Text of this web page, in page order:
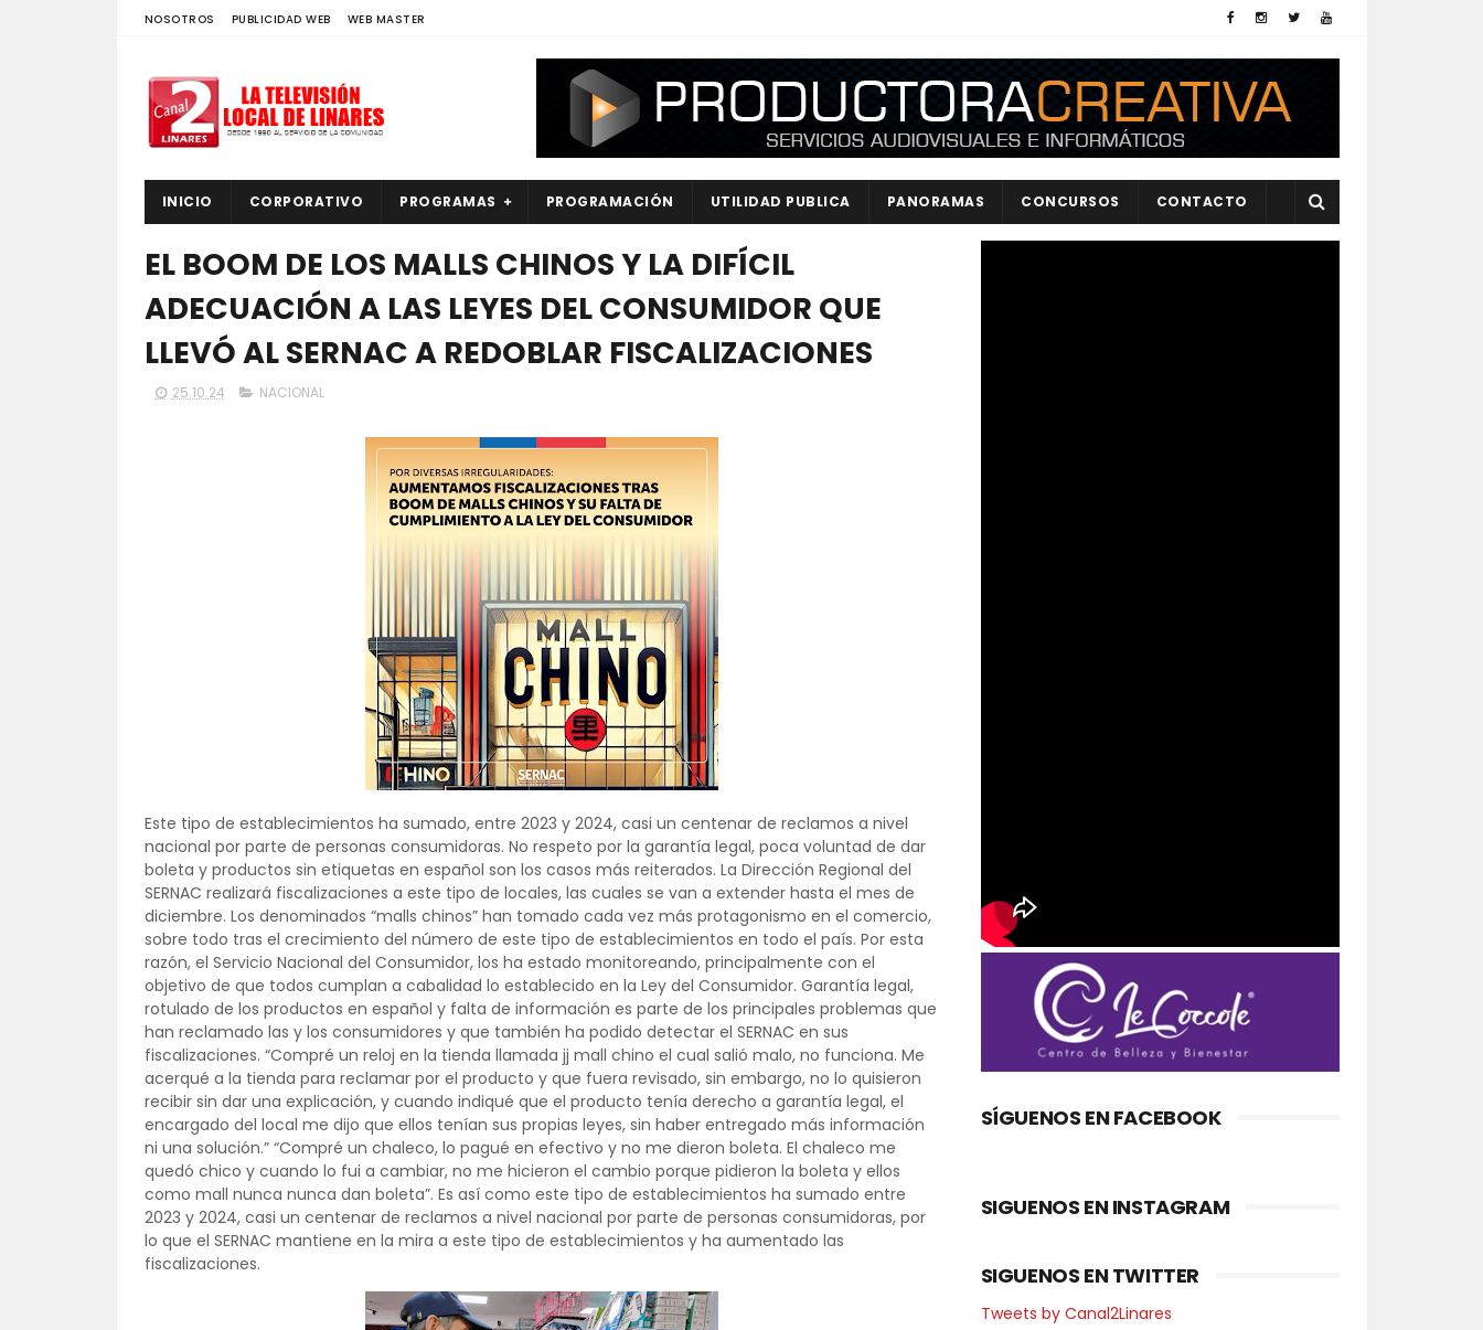
NOSOTROS PUBLICIDAD WEB WEB MASTER
INICIO CORPORATIVO PROGRAMAS PROGRAMACIÓN UTILIDAD PUBLICA PANORAMAS CONCURSOS CONTACTO
EL BOOM DE LOS MALLS CHINOS Y LA DIFÍCIL
ADECUACIÓN A LAS LEYES DEL CONSUMIDOR QUE
LLEVÓ AL SERNAC A REDOBLAR FISCALIZACIONES
25.10.24 NACIONAL
Este tipo de establecimientos ha sumado, entre 2023 y 2024, casi un centenar de reclamos a nivel
nacional por parte de personas consumidoras. No respeto por la garantía legal, poca voluntad de dar
boleta y productos sin etiquetas en español son los casos más reiterados. La Dirección Regional del
SERNAC realizará fiscalizaciones a este tipo de locales, las cuales se van a extender hasta el mes de
diciembre. Los denominados “malls chinos” han tomado cada vez más protagonismo en el comercio,
sobre todo tras el crecimiento del número de este tipo de establecimientos en todo el país. Por esta
razón, el Servicio Nacional del Consumidor, los ha estado monitoreando, principalmente con el
objetivo de que todos cumplan a cabalidad lo establecido en la Ley del Consumidor. Garantía legal,
rotulado de los productos en español y falta de información es parte de los principales problemas que
han reclamado las y los consumidores y que también ha podido detectar el SERNAC en sus
fiscalizaciones. “Compré un reloj en la tienda llamada jj mall chino el cual salió malo, no funciona. Me
acerqué a la tienda para reclamar por el producto y que fuera revisado, sin embargo, no lo quisieron
recibir sin dar una explicación, y cuando indiqué que el producto tenía derecho a garantía legal, el
encargado del local me dijo que ellos tenían sus propias leyes, sin haber entregado más información
ni una solución.” “Compré un chaleco, lo pagué en efectivo y no me dieron boleta. El chaleco me
quedó chico y cuando lo fui a cambiar, no me hicieron el cambio porque pidieron la boleta y ellos
como mall nunca nunca dan boleta”. Es así como este tipo de establecimientos ha sumado entre
2023 y 2024, casi un centenar de reclamos a nivel nacional por parte de personas consumidoras, por
lo que el SERNAC mantiene en la mira a este tipo de establecimientos y ha aumentado las
fiscalizaciones.
SÍGUENOS EN FACEBOOK
SIGUENOS EN INSTAGRAM
SIGUENOS EN TWITTER
Tweets by Canal2Linares